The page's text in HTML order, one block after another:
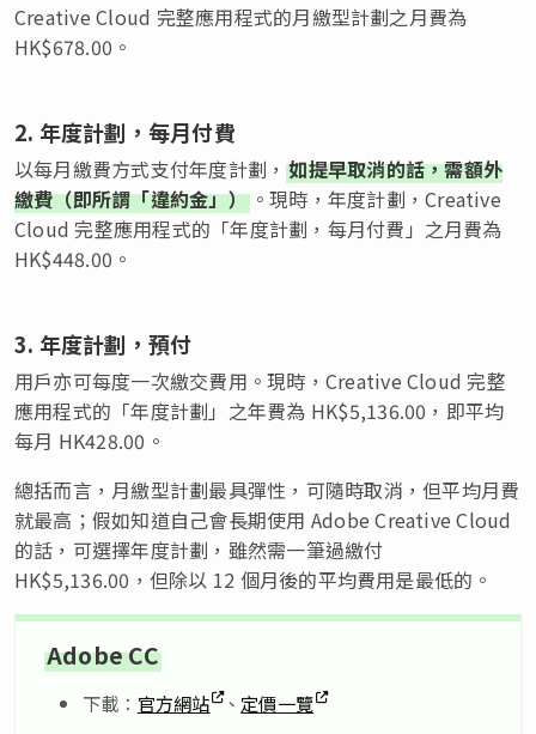
Creative Cloud 完整應用程式的月繳型計劃之月費為
HK$678.00。
2. 年度計劃，每月付費
以每月繳費方式支付年度計劃，如提早取消的話，需額外
繳費（即所謂「違約金」）。現時，年度計劃，Creative
Cloud 完整應用程式的「年度計劃，每月付費」之月費為
HK$448.00。
3. 年度計劃，預付
用戶亦可每度一次繳交費用。現時，Creative Cloud 完整
應用程式的「年度計劃」之年費為 HK$5,136.00，即平均
每月 HK428.00。
總括而言，月繳型計劃最具彈性，可隨時取消，但平均月費
就最高；假如知道自己會長期使用 Adobe Creative Cloud
的話，可選擇年度計劃，雖然需一筆過繳付
HK$5,136.00，但除以 12 個月後的平均費用是最低的。
Adobe CC
下載： 官方網站 、 定價一覽